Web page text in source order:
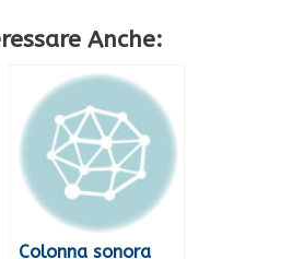
Anche:
Colonna sonora